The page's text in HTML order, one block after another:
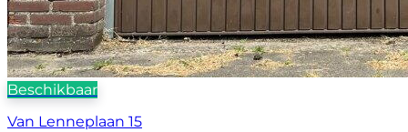
Beschikbaar
Van Lenneplaan 15